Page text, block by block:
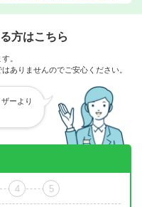
方はこちら
。
ありませんのでご安心ください。
ーより
4 5